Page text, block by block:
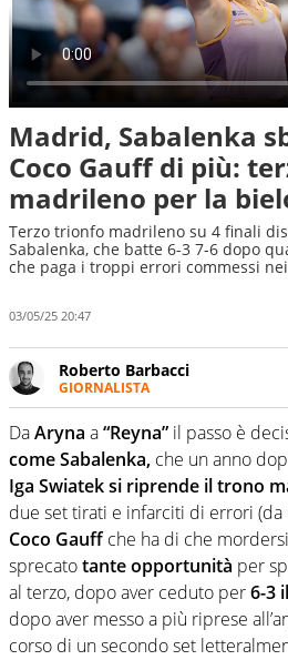
Madrid, Sabalenka
Coco Gauff di più:
madrileno per la
Terzo trionfo madrileno su 4 finali
Sabalenka, che batte 6-3 7-6 dopo
che paga i troppi errori commessi
03/05/25 20:47
Roberto Barbacci
GIORNALISTA
Giornalista (pubblicista)
tuttologo di Virgilio Sport.
scherma, di volley o di
DaAryna a“Reyna” il passo è
come Sabalenka, che un anno
Iga Swiatek si riprende il trono
due set tirati e infarciti di errori (da
Coco Gauffche ha di che
sprecatotante opportunità per
al terzo, dopo aver ceduto per6-3
dopo aver messo a più riprese
corso di un secondo set